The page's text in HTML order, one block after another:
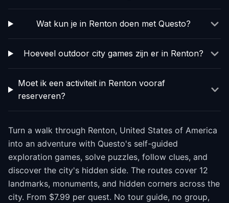
Wat kun je in Renton doen met Questo?
Hoeveel outdoor city games zijn er in Renton?
Moet ik een activiteit in Renton vooraf
reserveren?
Turn a walk through Renton, United States of America
into an adventure with Questo's self-guided
exploration games, solve puzzles, follow clues, and
discover the city's hidden side. The routes cover 12
landmarks, monuments, and hidden corners across the
city. From $7.99 per quest. No tour guide, no group,